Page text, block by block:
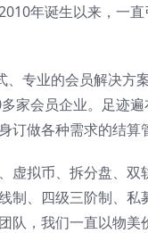
年诞生以来，一
、专业的会员解决
家会员企业。足迹
做各种需求的结算
虚拟币、拆分盘、
制、四级三阶制、
队，我们一直以物